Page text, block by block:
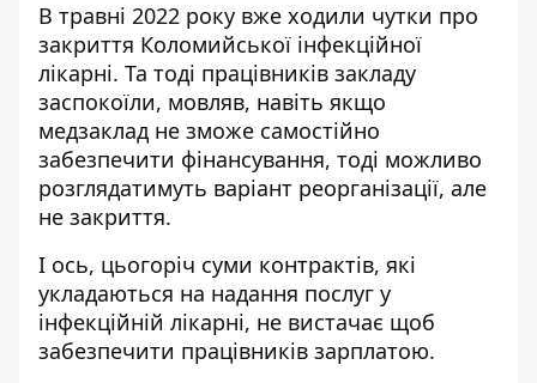
В травні 2022 року вже ходили чутки про
закриття Коломийської інфекційної
лікарні. Та тоді працівників закладу
заспокоїли, мовляв, навіть якщо
медзаклад не зможе самостійно
забезпечити фінансування, тоді можливо
розглядатимуть варіант реорганізації, але
не закриття.
І ось, цьогоріч суми контрактів, які
укладаються на надання послуг у
інфекційній лікарні, не вистачає щоб
забезпечити працівників зарплатою.